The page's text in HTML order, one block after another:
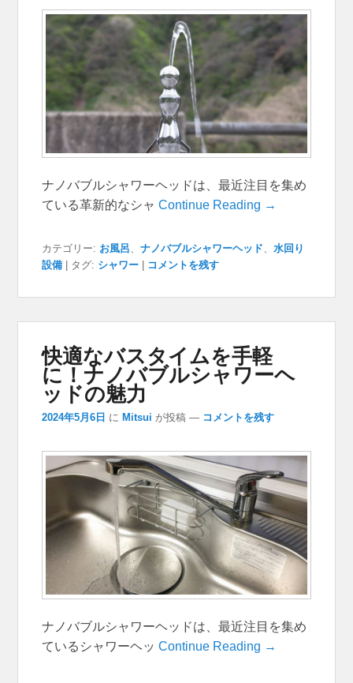
ナノバブルシャワーヘッドは、最近注目を集め
ている革新的なシャContinue Reading →
カテゴリー: お風呂、ナノバブルシャワーヘッド、水回り
設備
タグ: シャワー コメントを残す
快適なバスタイムを手軽
に！ナノバブルシャワーヘ
ッドの魅力
2024年5月6日 に Mitsui が投稿 — コメントを残す
ナノバブルシャワーヘッドは、最近注目を集め
ているシャワーヘッContinue Reading →